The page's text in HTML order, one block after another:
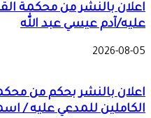
اعلان بالنشر من محكمة
عليه/آدم عيسي عبد الله
2026-08-05
اعلان بالنشر بحكم من
الكاملين للمدعي عليه /